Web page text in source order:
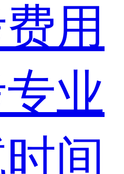
用
业
间